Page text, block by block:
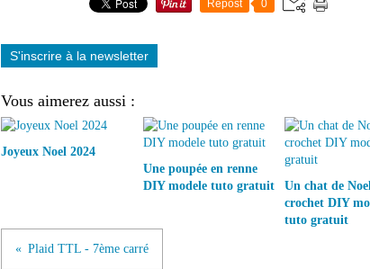
Repost 0
S'inscrire à la newsletter
Vous aimerez aussi :
Joyeux Noel 2024
Une poupée en renne
DIY modele tuto gratuit
Un chat de
crochet DIY
tuto gratuit
Plaid TTL - 7ème carré